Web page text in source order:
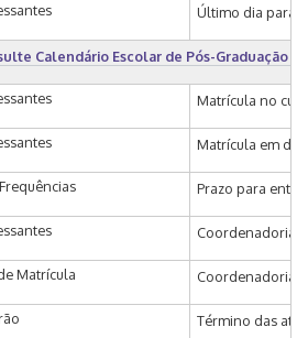
Último dia para
Calendário Escolar de Pós-Graduação -
Matrícula no
Matrícula em
Prazo para
Coordenadoria
Matrícula Coordenadoria
Término das